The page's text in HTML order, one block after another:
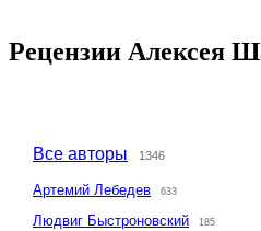
Рецензии Алексея
Все авторы 1346
Артемий Лебедев 633
Людвиг Быстроновский 185